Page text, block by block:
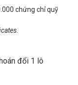
chứng chỉ quỹ
đổi 1 lô